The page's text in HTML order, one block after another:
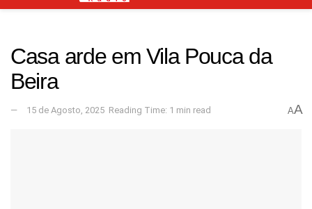
Casa arde em Vila Pouca da
Beira
15 de Agosto, 2025 Reading Time: 1 min read AA